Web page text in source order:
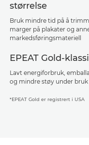
størrelse
Bruk mindre tid på å
marger på plakater og
markedsføringsmateriell
EPEAT Gold-
Lavt energiforbruk,
og mindre støy under bruk
*EPEAT Gold er registrert i USA